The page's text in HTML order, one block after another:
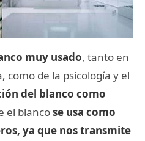
muy usado, tanto en
como de la psicología y el
del blanco como
el blancose usa como
ya que nos transmite